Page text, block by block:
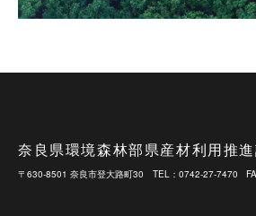
奈良県環境森林部県産材利用推
〒630-8501 奈良市登大路町30 TEL：0742-27-7470